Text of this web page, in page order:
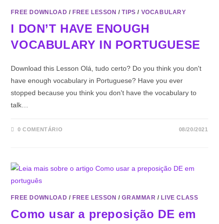
FREE DOWNLOAD /FREE LESSON /TIPS / VOCABULARY
I DON’T HAVE ENOUGH
VOCABULARY IN PORTUGUESE
Download this Lesson Olá, tudo certo? Do you think you don't
have enough vocabulary in Portuguese? Have you ever
stopped because you think you don't have the vocabulary to
talk…
0 COMENTÁRIO 08/20/2021
FREE DOWNLOAD /FREE LESSON /GRAMMAR /LIVE CLASS
Como usar a preposição DE em